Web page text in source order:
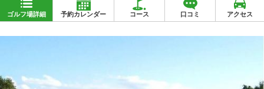
ゴルフ場詳細 予約カレンダー コース 口コミ アクセス